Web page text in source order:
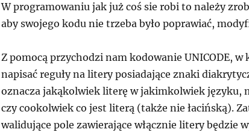
W programowaniu jak już coś sie robi to należy
aby swojego kodu nie trzeba było poprawiać,
Z pomocą przychodzi nam kodowanie UNICODE,
napisać reguły na litery posiadające znaki
oznacza jakąkolwiek literę w jakimkolwiek języku,
czy cookolwiek co jest literą (także nie łacińską).
walidujące pole zawierające włącznie litery będzie